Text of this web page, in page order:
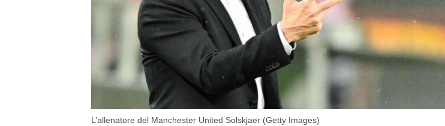
L’allenatore del Manchester United Solskjaer (Getty Images)